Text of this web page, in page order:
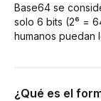
Base64 se
solo 6 bits (2⁶ =
humanos puedan
¿Qué es el